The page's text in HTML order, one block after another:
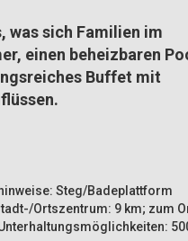
was sich Familien im
einen beheizbaren
Buffet mit
Steg/Badeplattform
Ortszentrum: 9 km; zum